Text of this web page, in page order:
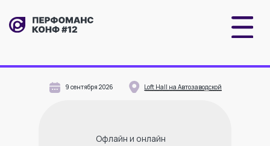
undefined : undefined
Офлайн и онлайн
9 сентября 2026 Loft Hall на Автозаводской